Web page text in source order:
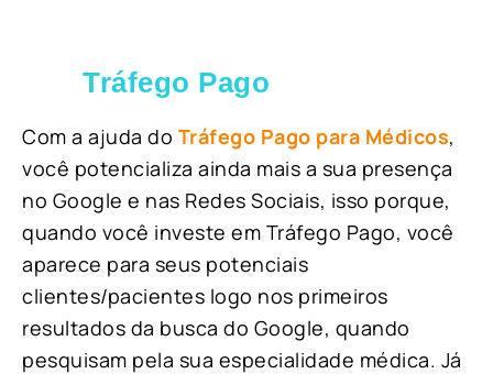
Tráfego Pago
Com a ajuda do Tráfego Pago para Médicos,
você potencializa ainda mais a sua presença
no Google e nas Redes Sociais, isso porque,
quando você investe em Tráfego Pago, você
aparece para seus potenciais
clientes/pacientes logo nos primeiros
resultados da busca do Google, quando
pesquisam pela sua especialidade médica. Já